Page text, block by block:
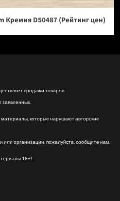
Кремия D50487 (Рейтинг цен)
продажи товаров.
заявленных.
которые нарушают авторские
организации, пожалуйста, сообщите нам.
18+!